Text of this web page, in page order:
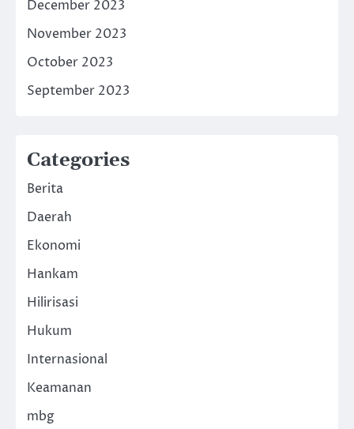
December 2023
November 2023
October 2023
September 2023
Categories
Berita
Daerah
Ekonomi
Hankam
Hilirisasi
Hukum
Internasional
Keamanan
mbg